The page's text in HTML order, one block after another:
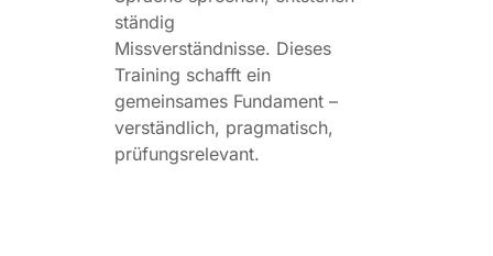
ständig
Missverständnisse. Dieses
Training schafft ein
gemeinsames Fundament –
verständlich, pragmatisch,
prüfungsrelevant.